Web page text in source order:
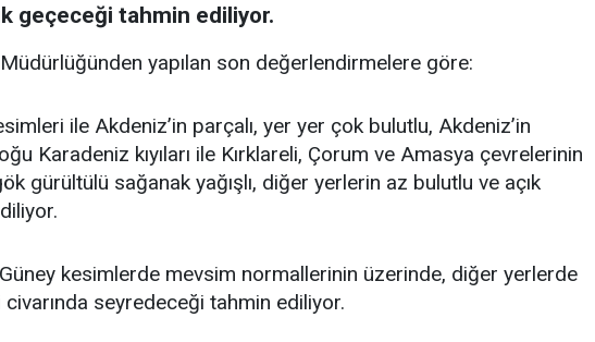
geçeceği tahmin ediliyor.
yapılan son değerlendirmelere göre:
ile Akdeniz’in parçalı, yer yer çok bulutlu, Akdeniz’in
Karadeniz kıyıları ile Kırklareli, Çorum ve Amasya çevrelerinin
gürültülü sağanak yağışlı, diğer yerlerin az bulutlu ve açık
kesimlerde mevsim normallerinin üzerinde, diğer yerlerde
seyredeceği tahmin ediliyor.